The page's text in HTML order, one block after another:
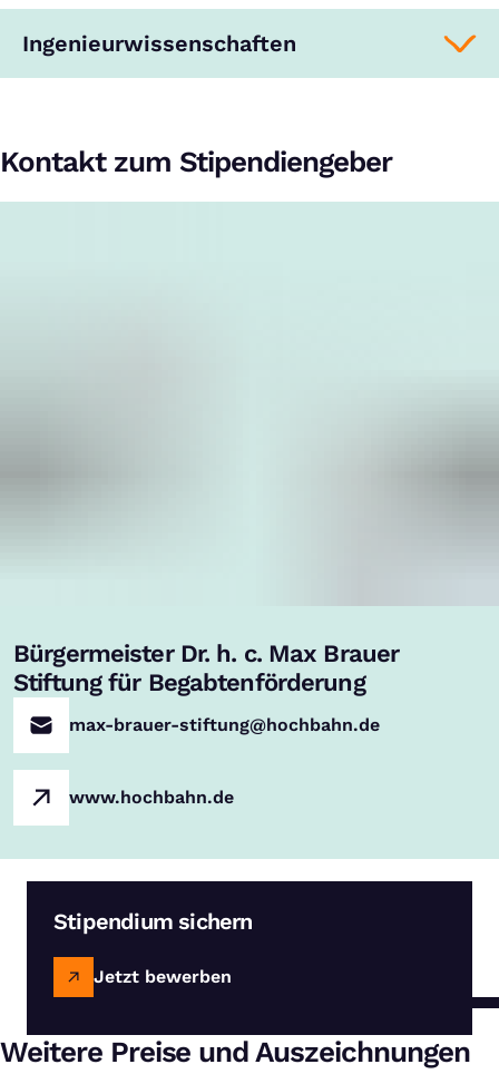
Ingenieurwissenschaften
Kontakt zum Stipendiengeber
Bürgermeister Dr. h. c. Max Brauer
Stiftung für Begabtenförderung
max-brauer-stiftung@hochbahn.de
www.hochbahn.de
Stipendium sichern
Jetzt bewerben
Weitere Preise und Auszeichnungen